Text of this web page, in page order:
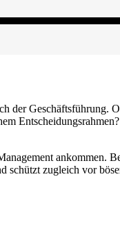
der Geschäftsführung.
ankommen.
schützt zugleich vor